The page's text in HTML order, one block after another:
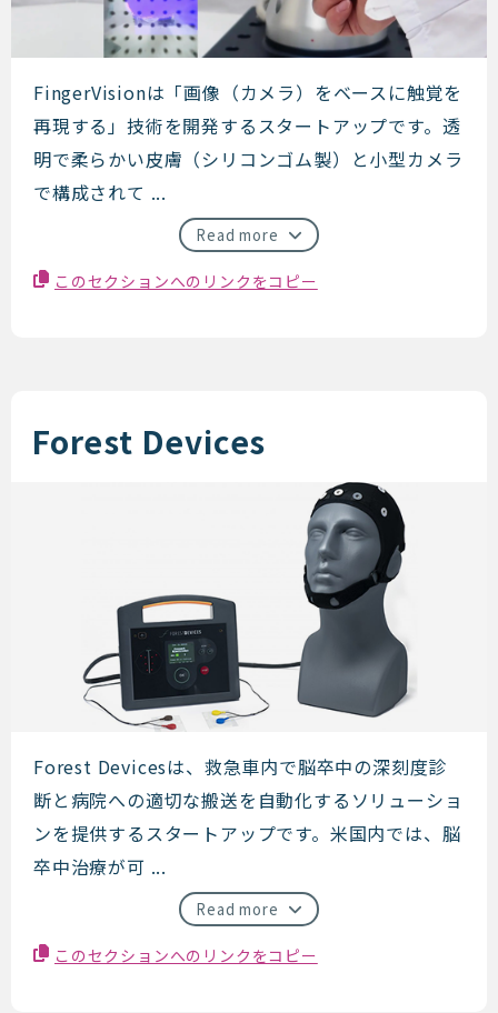
FingerVision
FingerVisionは「画像（カメラ）をベースに触覚を
再現する」技術を開発するスタートアップです。透
明で柔らかい皮膚（シリコンゴム製）と小型カメラ
で構成されて ...
Read more
このセクションへのリンクをコピー
Forest Devices
Forest Devices
Forest Devicesは、救急車内で脳卒中の深刻度診
断と病院への適切な搬送を自動化するソリューショ
ンを提供するスタートアップです。米国内では、脳
卒中治療が可 ...
Read more
このセクションへのリンクをコピー